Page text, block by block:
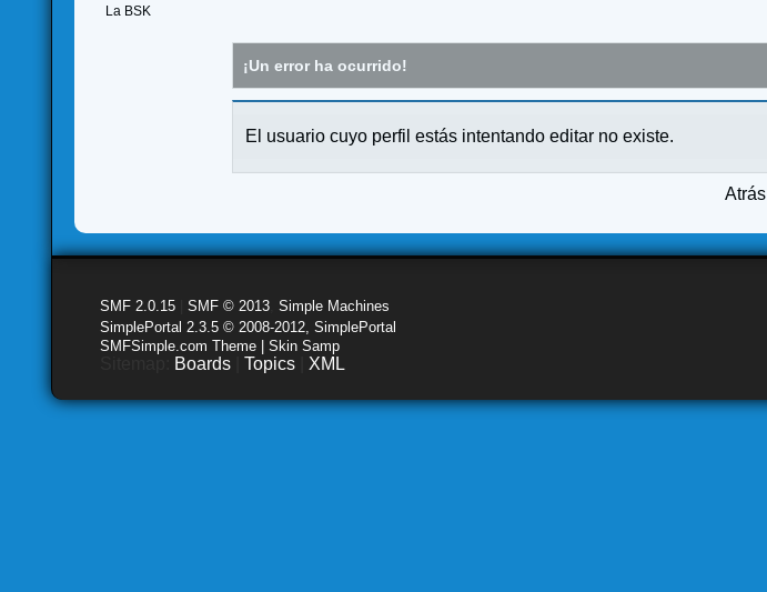
La BSK
¡Un error ha ocurrido!
El usuario cuyo perfil estás intentando editar no existe.
Atrás
SMF 2.0.15 |SMF © 2013 ,Simple Machines
SimplePortal 2.3.5 © 2008-2012, SimplePortal
SMFSimple.com Theme | Skin Samp
Boards |Topics XML